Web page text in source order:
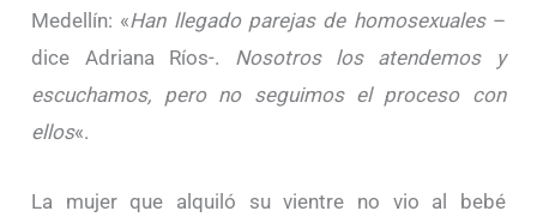
Medellín: «Han llegado parejas de homosexuales–
dice Adriana Ríos-. Nosotros los atendemos y
escuchamos, pero no seguimos el proceso con
ellos«.
La mujer que alquiló su vientre no vio al bebé